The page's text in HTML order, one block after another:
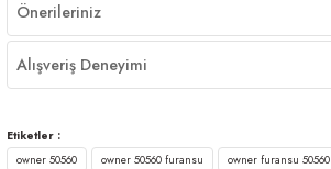
Önerileriniz
Alışveriş Deneyimi
Etiketler :
owner 50560
owner 50560 furansu owner furansu 50560